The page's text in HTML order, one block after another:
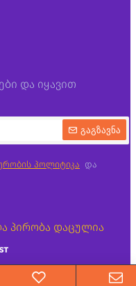
და იყავით
გაგზავნა
პოლიტიკა
და
პირობა დაცულია